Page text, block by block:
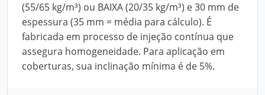
(55/65 kg/m³) ou BAIXA (20/35 kg/m³) e 30 mm de
espessura (35 mm = média para cálculo). É
fabricada em processo de injeção contínua que
assegura homogeneidade. Para aplicação em
coberturas, sua inclinação mínima é de 5%.